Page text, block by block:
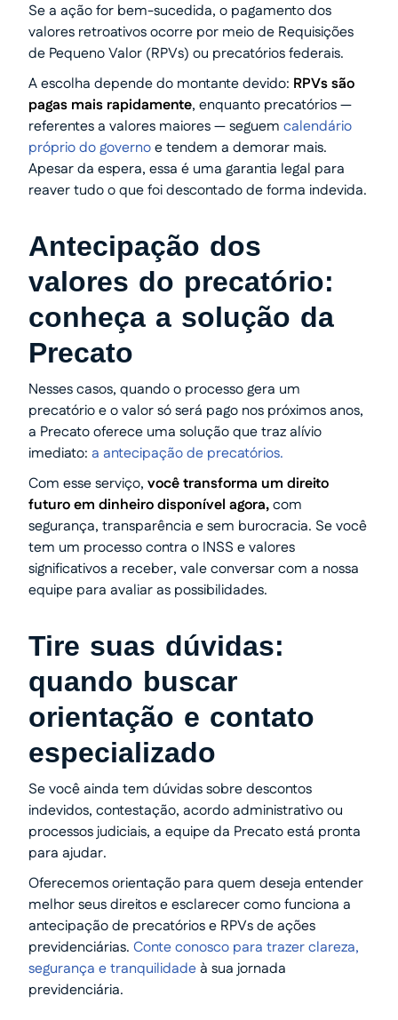
Se a ação for bem-sucedida, o pagamento dos
valores retroativos ocorre por meio de Requisições
de Pequeno Valor (RPVs) ou precatórios federais.
A escolha depende do montante devido: RPVs são
pagas mais rapidamente, enquanto precatórios —
referentes a valores maiores — seguem calendário
próprio do governoe tendem a demorar mais.
Apesar da espera, essa é uma garantia legal para
reaver tudo o que foi descontado de forma indevida.
Antecipação dos
valores do precatório:
conheça a solução da
Precato
Nesses casos, quando o processo gera um
precatório e o valor só será pago nos próximos anos,
a Precato oferece uma solução que traz alívio
imediato: a antecipação de precatórios.
Com esse serviço, você transforma um direito
futuro em dinheiro disponível agora,com
segurança, transparência e sem burocracia. Se você
tem um processo contra o INSS e valores
significativos a receber, vale conversar com a nossa
equipe para avaliar as possibilidades.
Tire suas dúvidas:
quando buscar
orientação e contato
especializado
Se você ainda tem dúvidas sobre descontos
indevidos, contestação, acordo administrativo ou
processos judiciais, a equipe da Precato está pronta
para ajudar.
Oferecemos orientação para quem deseja entender
melhor seus direitos e esclarecer como funciona a
antecipação de precatórios e RPVs de ações
previdenciárias. Conte conosco para trazer clareza,
segurança e tranquilidadeà sua jornada
previdenciária.